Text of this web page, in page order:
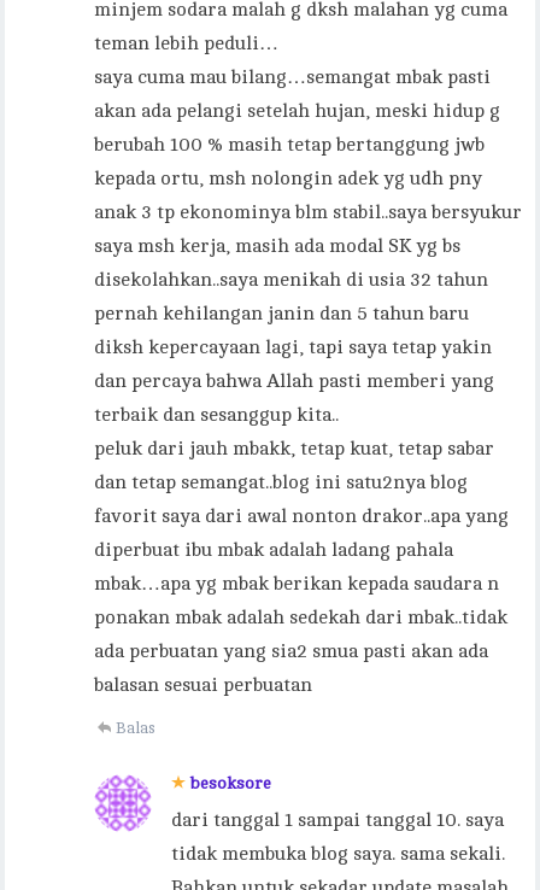
minjem sodara malah g dksh malahan yg cuma
teman lebih peduli…
saya cuma mau bilang…semangat mbak pasti
akan ada pelangi setelah hujan, meski hidup g
berubah 100 % masih tetap bertanggung jwb
kepada ortu, msh nolongin adek yg udh pny
anak 3 tp ekonominya blm stabil..saya bersyukur
saya msh kerja, masih ada modal SK yg bs
disekolahkan..saya menikah di usia 32 tahun
pernah kehilangan janin dan 5 tahun baru
diksh kepercayaan lagi, tapi saya tetap yakin
dan percaya bahwa Allah pasti memberi yang
terbaik dan sesanggup kita..
peluk dari jauh mbakk, tetap kuat, tetap sabar
dan tetap semangat..blog ini satu2nya blog
favorit saya dari awal nonton drakor..apa yang
diperbuat ibu mbak adalah ladang pahala
mbak…apa yg mbak berikan kepada saudara n
ponakan mbak adalah sedekah dari mbak..tidak
ada perbuatan yang sia2 smua pasti akan ada
balasan sesuai perbuatan
Balas
besoksore
dari tanggal 1 sampai tanggal 10. saya
tidak membuka blog saya. sama sekali.